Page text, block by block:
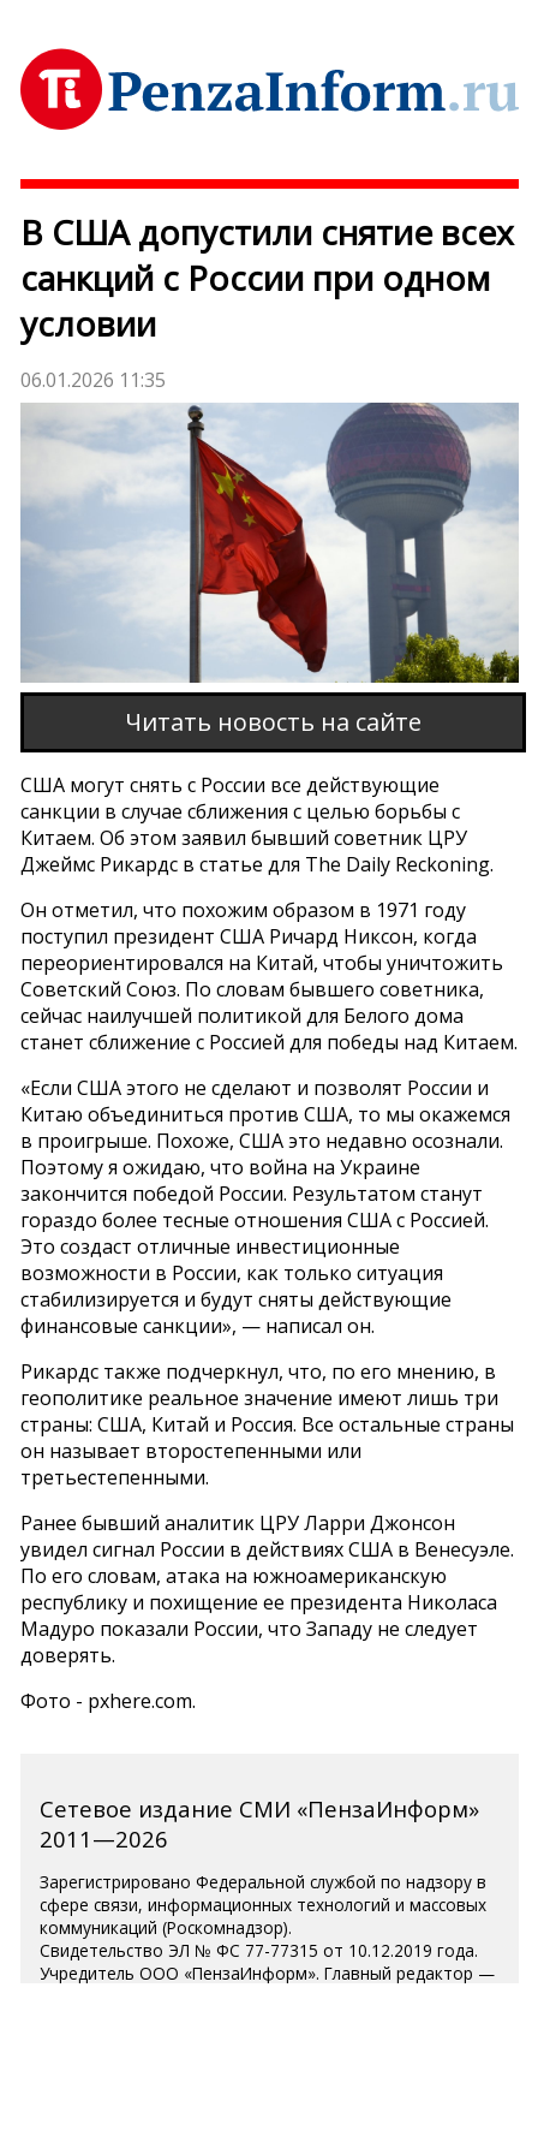
В США допустили снятие всех
санкций с России при одном
условии
06.01.2026 11:35
Читать новость на сайте
США могут снять с России все действующие
санкции в случае сближения с целью борьбы с
Китаем. Об этом заявил бывший советник ЦРУ
Джеймс Рикардс в статье для The Daily Reckoning.
Он отметил, что похожим образом в 1971 году
поступил президент США Ричард Никсон, когда
переориентировался на Китай, чтобы уничтожить
Советский Союз. По словам бывшего советника,
сейчас наилучшей политикой для Белого дома
станет сближение с Россией для победы над Китаем.
«Если США этого не сделают и позволят России и
Китаю объединиться против США, то мы окажемся
в проигрыше. Похоже, США это недавно осознали.
Поэтому я ожидаю, что война на Украине
закончится победой России. Результатом станут
гораздо более тесные отношения США с Россией.
Это создаст отличные инвестиционные
возможности в России, как только ситуация
стабилизируется и будут сняты действующие
финансовые санкции», — написал он.
Рикардс также подчеркнул, что, по его мнению, в
геополитике реальное значение имеют лишь три
страны: США, Китай и Россия. Все остальные страны
он называет второстепенными или
третьестепенными.
Ранее бывший аналитик ЦРУ Ларри Джонсон
увидел сигнал России в действиях США в Венесуэле.
По его словам, атака на южноамериканскую
республику и похищение ее президента Николаса
Мадуро показали России, что Западу не следует
доверять.
Фото - pxhere.com.
Сетевое издание СМИ «ПензаИнформ»
2011—2026
Зарегистрировано Федеральной службой по надзору в
сфере связи, информационных технологий и массовых
коммуникаций (Роскомнадзор).
Свидетельство ЭЛ № ФС 77-77315 от 10.12.2019 года.
Учредитель ООО «ПензаИнформ». Главный редактор —